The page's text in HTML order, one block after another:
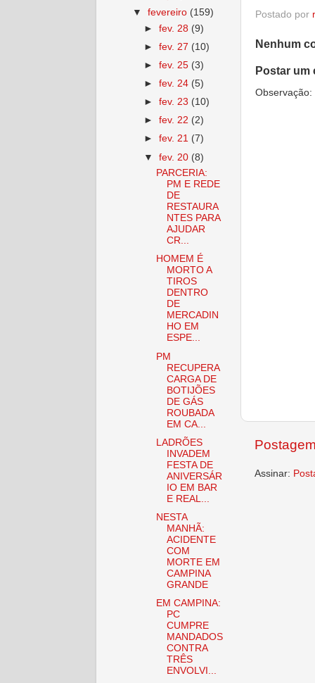
Postado por
Nenhum
Postar um
Assinar:
▼fevereiro (159)
►fev. 28 (9)
►fev. 27 (10)
►fev. 25 (3)
►fev. 24 (5)
►fev. 23 (10)
►fev. 22 (2)
►fev. 21 (7)
▼fev. 20 (8)
PARCERIA:
PM E REDE
DE
RESTAURA
NTES PARA
AJUDAR
CR...
HOMEM É
MORTO A
TIROS
DENTRO
DE
MERCADIN
HO EM
ESPE...
PM
RECUPERA
CARGA DE
BOTIJÕES
DE GÁS
ROUBADA
EM CA...
LADRÕES
INVADEM
FESTA DE
ANIVERSÁR
IO EM BAR
E REAL...
NESTA
MANHÃ:
ACIDENTE
COM
MORTE EM
CAMPINA
GRANDE
EM CAMPINA:
PC
CUMPRE
MANDADOS
CONTRA
TRÊS
ENVOLVI...